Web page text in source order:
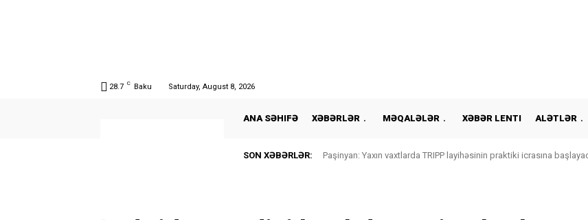
28.7 C Baku Saturday, August 8, 2026
ANA SƏHIFƏ XƏBƏRLƏR MƏQALƏLƏR XƏBƏR LENTI ALƏTLƏR
SON XƏBƏRLƏR: Paşinyan: Yaxın vaxtlarda TRIPP layihəsinin praktiki icrasına